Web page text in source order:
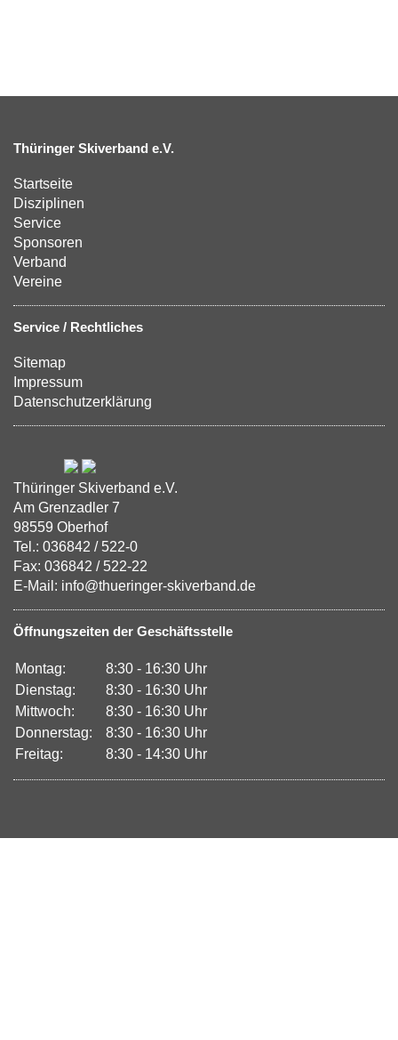
Thüringer Skiverband e.V.
Startseite
Disziplinen
Service
Sponsoren
Verband
Vereine
Service / Rechtliches
Sitemap
Impressum
Datenschutzerklärung
Thüringer Skiverband e.V.
Am Grenzadler 7
98559 Oberhof
Tel.: 036842 / 522-0
Fax: 036842 / 522-22
E-Mail: info@thueringer-skiverband.de
Öffnungszeiten der Geschäftsstelle
Montag:
8:30 - 16:30 Uhr
Dienstag:
8:30 - 16:30 Uhr
Mittwoch:
8:30 - 16:30 Uhr
Donnerstag:
8:30 - 16:30 Uhr
Freitag:
8:30 - 14:30 Uhr